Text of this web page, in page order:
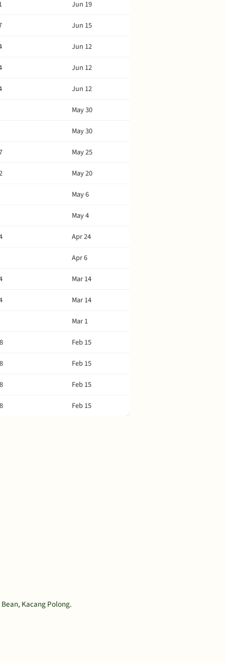
Jun 19
Jun 15
Jun 12
Jun 12
Jun 12
May 30
May 30
May 25
May 20
May 6
May 4
Apr 24
Apr 6
Mar 14
Mar 14
Mar 1
Feb 15
Feb 15
Feb 15
Feb 15
Kacang Polong.